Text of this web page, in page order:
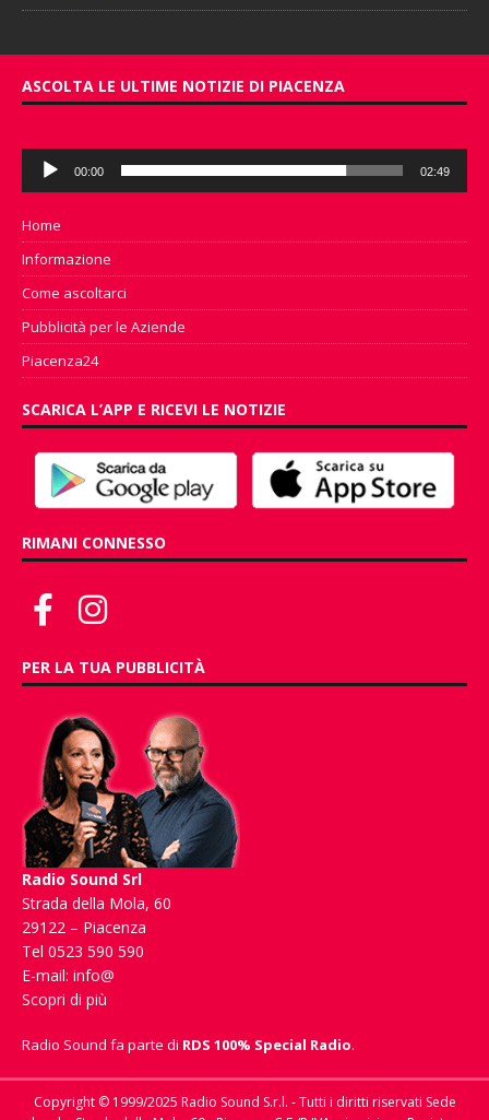
ASCOLTA LE ULTIME NOTIZIE DI PIACENZA
Audio
Player
00:00 02:49
Home
Informazione
Come ascoltarci
Pubblicità per le Aziende
Piacenza24
SCARICA L’APP E RICEVI LE NOTIZIE
RIMANI CONNESSO
PER LA TUA PUBBLICITÀ
Radio Sound Srl
Strada della Mola, 60
29122 – Piacenza
Tel 0523 590 590
E-mail: info@
Scopri di più
Radio Sound fa parte di RDS 100% Special Radio.
Copyright © 1999/2025 Radio Sound S.r.l. - Tutti i diritti riservati Sede